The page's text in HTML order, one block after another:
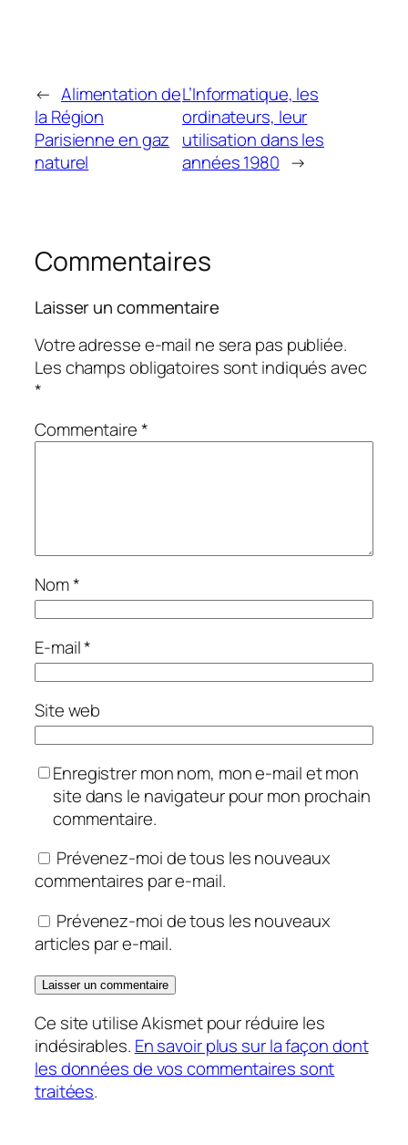
← Alimentation de
la Région
Parisienne en gaz
naturel
L’Informatique, les
ordinateurs, leur
utilisation dans les
années 1980 →
Commentaires
Laisser un commentaire
Votre adresse e-mail ne sera pas publiée.
Les champs obligatoires sont indiqués avec
*
Commentaire*
Nom*
E-mail*
Site web
Enregistrer mon nom, mon e-mail et mon
site dans le navigateur pour mon prochain
commentaire.
Prévenez-moi de tous les nouveaux
commentaires par e-mail.
Prévenez-moi de tous les nouveaux
articles par e-mail.
Ce site utilise Akismet pour réduire les
indésirables. En savoir plus sur la façon dont
les données de vos commentaires sont
traitées.